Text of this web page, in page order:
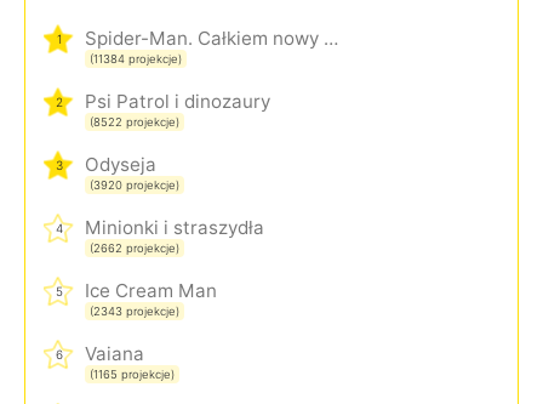
1 Spider-Man. Całkiem nowy dzień
(11384 projekcje)
2 Psi Patrol i dinozaury
(8522 projekcje)
3 Odyseja
(3920 projekcje)
4 Minionki i straszydła
(2662 projekcje)
5 Ice Cream Man
(2343 projekcje)
6 Vaiana
(1165 projekcje)